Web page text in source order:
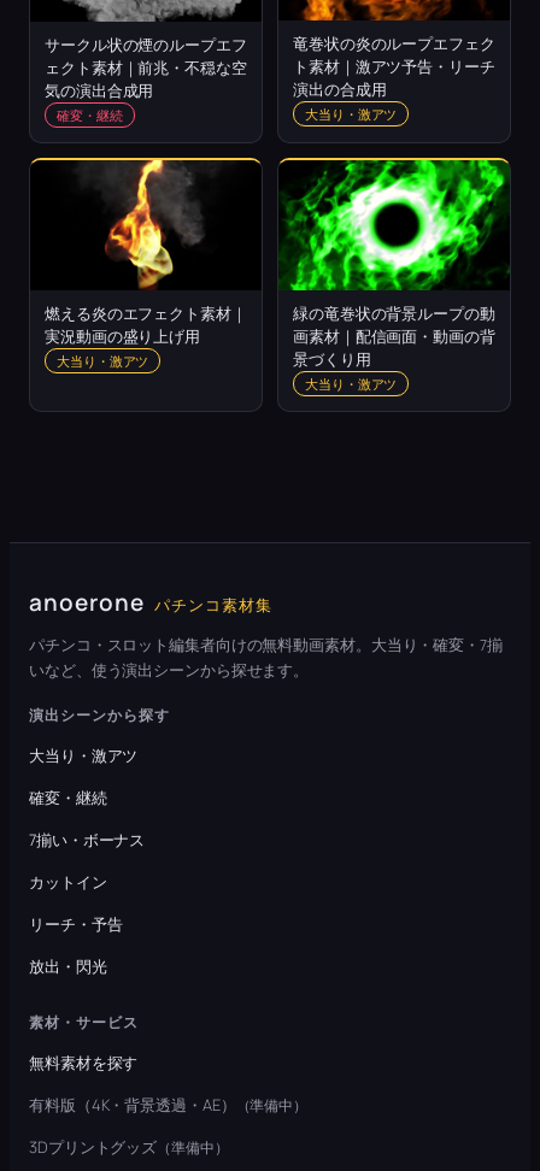
サークル状の煙のループエフ
ェクト素材｜前兆・不穏な空
気の演出合成用
確変・継続
竜巻状の炎のループエフェク
ト素材｜激アツ予告・リーチ
演出の合成用
大当り・激アツ
燃える炎のエフェクト素材｜
実況動画の盛り上げ用
大当り・激アツ
緑の竜巻状の背景ループの動
画素材｜配信画面・動画の背
景づくり用
大当り・激アツ
anoerone パチンコ素材集
パチンコ・スロット編集者向けの無料動画素材。大当り・確変・7揃
いなど、使う演出シーンから探せます。
演出シーンから探す
大当り・激アツ
確変・継続
7揃い・ボーナス
カットイン
リーチ・予告
放出・閃光
素材・サービス
無料素材を探す
有料版（4K・背景透過・AE）
（準備中）
3Dプリントグッズ （準備中）